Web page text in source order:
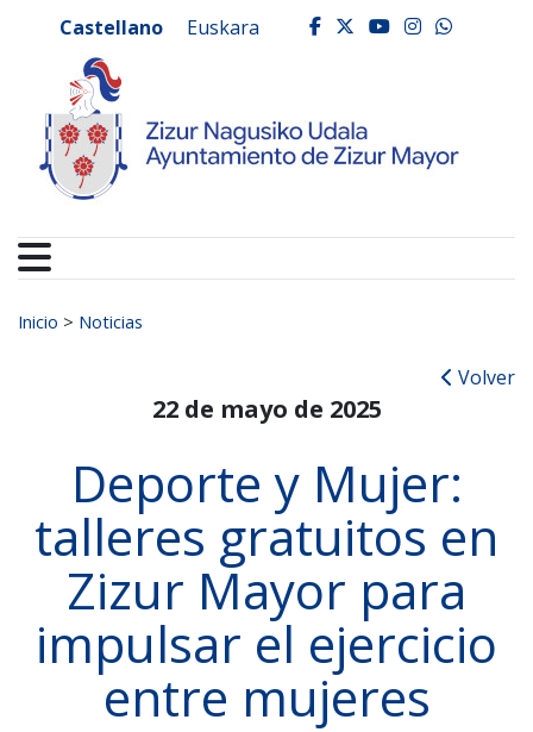
Ayuntamiento de
Castellano Euskara facebook
twitter
youtube
Buscar:
Inicio > Noticias
Volver
22 de mayo de 2025
Deporte y Mujer:
talleres gratuitos en
Zizur Mayor para
impulsar el ejercicio
entre mujeres